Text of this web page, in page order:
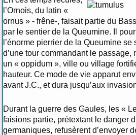
l’Ornois, du latin «
ornus » - frêne-, faisait partie du
par le sentier de la Queumine. Il
l’énorme pierrier de la Queumine
d’une tour commandant le passage,
un « oppidum », ville ou village
hauteur. Ce mode de vie apparut
avant J.C., et dura jusqu’aux
Durant la guerre des Gaules, les «
faisions partie, prétextant le danger
germaniques, refusèrent d’envoyer